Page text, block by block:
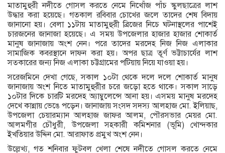
মাতামুহুরী নদীতে গোসল করতে নেমে নিখোঁজ পাঁচ স্কুলছাত্রের লাশ
উদ্ধার করা হয়েছে। গতকাল রবিবার চোখের জলে তাদের শেষ বিদায়
জানানো হয়। বেলা ১১টায় মাতামুহুরী ব্রিজের নিচে ঘটনাস্থলের পাশেই
চারজনের জানাজা হয়েছে। এ সময় উপজেলার হাজার হাজার শোকার্ত
মানুষ জানাজায় অংশ নেন। পরে তাদের মরদেহ নিজ নিজ এলাকার
সামাজিক কবরস্থানে দাফন করা হয়। অপর ছাত্র তূর্ণ ভট্টাচার্যের লাশ
সত্কারের জন্য নিজ এলাকা চট্টগ্রামের পটিয়ায় নিয়ে যাওয়া হয়।
সরেজমিনে দেখা গেছে, সকাল ১০টা থেকে দলে দলে শোকার্ত মানুষ
জানাজায় অংশ নিতে মাতামুহুরীর চরে জড়ো হতে থাকে। সকাল সাড়ে
১০টার দিকে চারটি মরদেহ অ্যাম্বুলেন্সে আনা হয়। এসময় মানুষ মরদেহ
দেখে কান্নায় ভেঙে পড়েন। জানাজায় সংসদ সদস্য আলহাজ মো. ইলিয়াছ,
উপজেলা চেয়ারম্যান আলহাজ জাফর আলম, পৌরসভার মেয়র মো.
আলমগীর চৌধুরী, উপজেলা সহকারী কমিশনার (ভূমি) খোন্দকার
ইখতিয়ার উদ্দিন মো. আরাফাত প্রমুখ অংশ নেন।
উল্লেখ্য, গত শনিবার ফুটবল খেলা শেষে নদীতে গোসল করতে নেমে